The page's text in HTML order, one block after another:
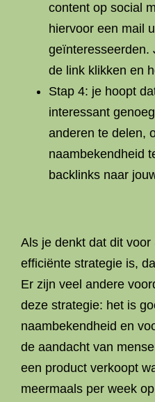
content op social
hiervoor een mail
geïnteresseerden.
de link klikken en
Stap 4: je hoopt
interessant
anderen te delen,
naambekendheid
backlinks naar
Als je denkt dat dit
efficiënte strategie is,
Er zijn veel andere
deze strategie: het is
naambekendheid en
de aandacht van
een product verkoopt
meermaals per week